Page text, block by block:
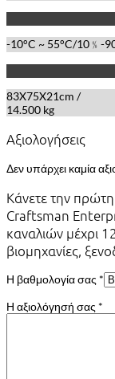
-10°C ~ 55°C/10﹪-
83X75X21cm /
14.500 kg
Αξιολογήσεις
Δεν υπάρχει καμία
Κάνετε την πρώτη
Craftsman
καναλιών μέχρι
βιομηχανίες,
Η βαθμολογία σας *
Η αξιολόγησή σας *